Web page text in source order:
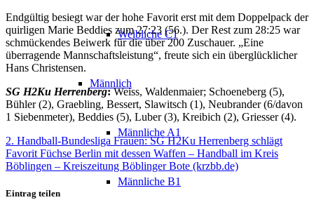
Weibliche C1
Männlich
Männliche A1
Männliche B1
Endgültig besiegt war der hohe Favorit erst mit dem Doppelpack der
quirligen Marie Beddies zum 27:23 (56.). Der Rest zum 28:25 war
schmückendes Beiwerk für die über 200 Zuschauer. „Eine
überragende Mannschaftsleistung“, freute sich ein überglücklicher
Hans Christensen.
SG H2Ku Herrenberg:Weiss, Waldenmaier; Schoeneberg (5),
Bühler (2), Graebling, Bessert, Slawitsch (1), Neubrander (6/davon
1 Siebenmeter), Beddies (5), Luber (3), Kreibich (2), Griesser (4).
2. Handball-Bundesliga Frauen: SG H2Ku Herrenberg schlägt
Favorit Füchse Berlin mit dessen Waffen – Handball im Kreis
Böblingen – Kreiszeitung Böblinger Bote (krzbb.de)
Eintrag teilen